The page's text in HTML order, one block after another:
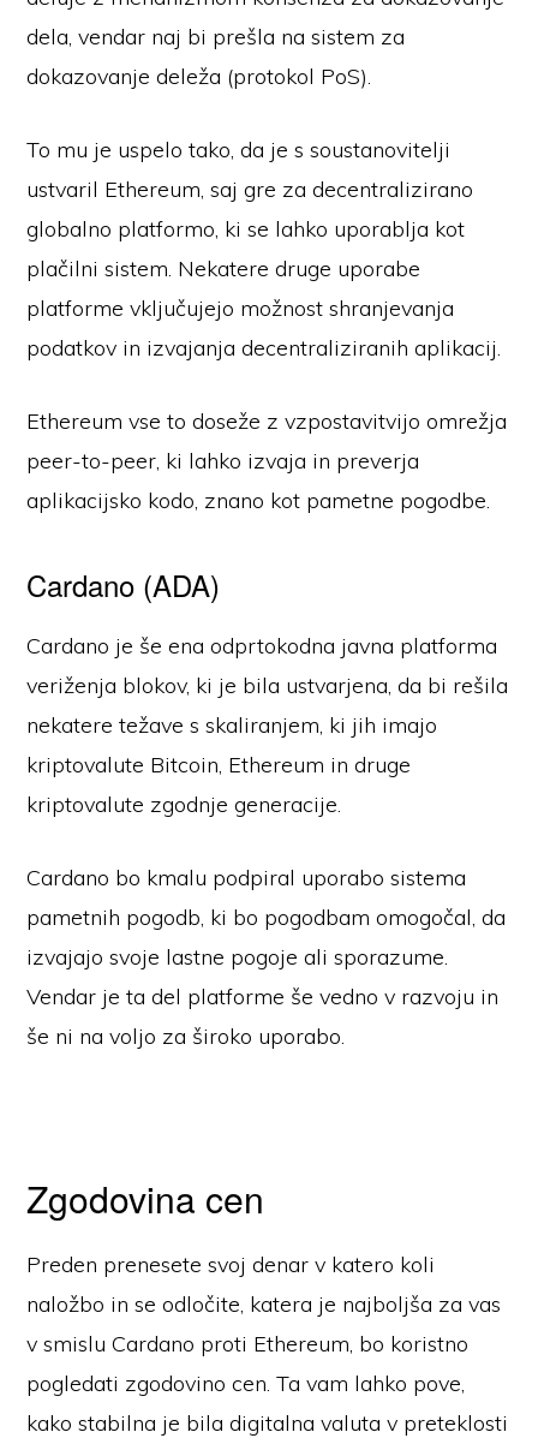
dela, vendar naj bi prešla na sistem za
dokazovanje deleža (protokol PoS).
To mu je uspelo tako, da je s soustanovitelji
ustvaril Ethereum, saj gre za decentralizirano
globalno platformo, ki se lahko uporablja kot
plačilni sistem. Nekatere druge uporabe
platforme vključujejo možnost shranjevanja
podatkov in izvajanja decentraliziranih aplikacij.
Ethereum vse to doseže z vzpostavitvijo omrežja
peer-to-peer, ki lahko izvaja in preverja
aplikacijsko kodo, znano kot pametne pogodbe.
Cardano (ADA)
Cardano je še ena odprtokodna javna platforma
veriženja blokov, ki je bila ustvarjena, da bi rešila
nekatere težave s skaliranjem, ki jih imajo
kriptovalute Bitcoin, Ethereum in druge
kriptovalute zgodnje generacije.
Cardano bo kmalu podpiral uporabo sistema
pametnih pogodb, ki bo pogodbam omogočal, da
izvajajo svoje lastne pogoje ali sporazume.
Vendar je ta del platforme še vedno v razvoju in
še ni na voljo za široko uporabo.
Zgodovina cen
Preden prenesete svoj denar v katero koli
naložbo in se odločite, katera je najboljša za vas
v smislu Cardano proti Ethereum, bo koristno
pogledati zgodovino cen. Ta vam lahko pove,
kako stabilna je bila digitalna valuta v preteklosti